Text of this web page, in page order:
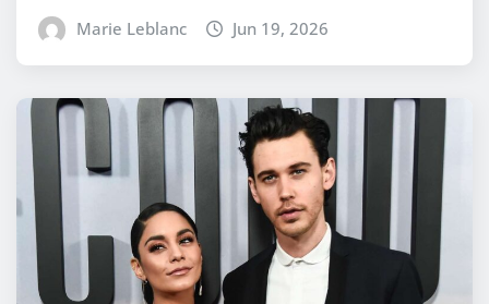
Marie Leblanc Jun 19, 2026